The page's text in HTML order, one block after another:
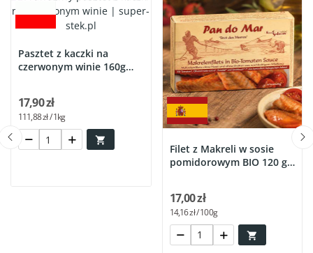
Pasztet z kaczki na
czerwonym winie 160g

17,90 zł
111,88 zł / 1kg
Filet z Makreli w sosie
pomidorowym BIO 120 g

17,00 zł
14,16 zł / 100g